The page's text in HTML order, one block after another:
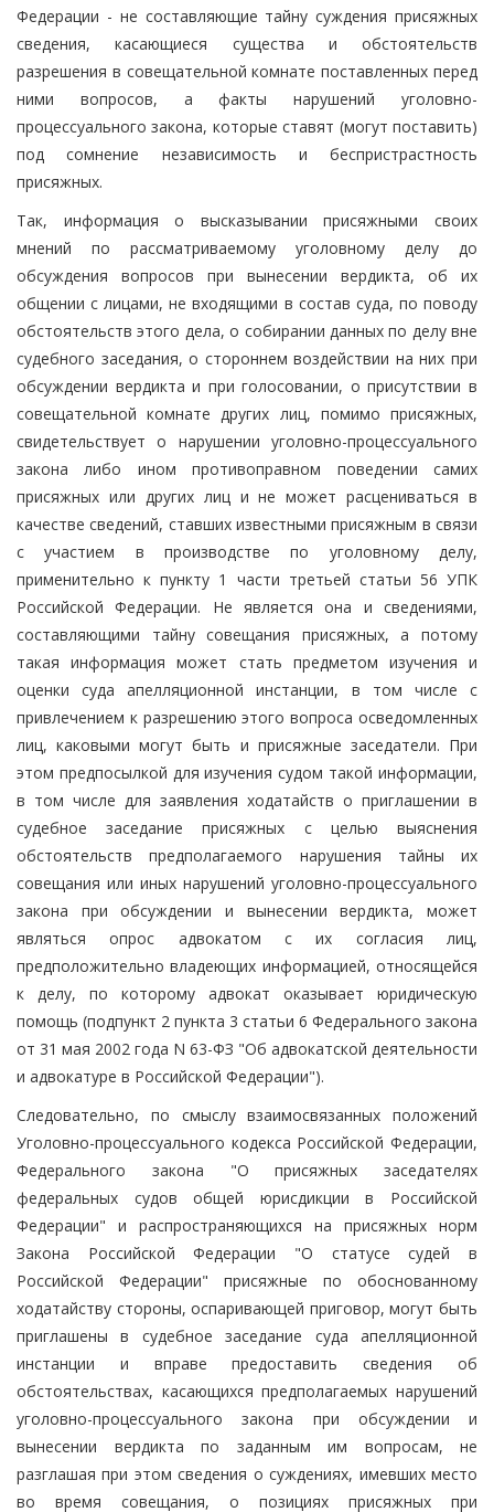
Федерации - не составляющие тайну суждения присяжных
сведения, касающиеся существа и обстоятельств
разрешения в совещательной комнате поставленных перед
ними вопросов, а факты нарушений уголовно-
процессуального закона, которые ставят (могут поставить)
под сомнение независимость и беспристрастность
присяжных.
Так, информация о высказывании присяжными своих
мнений по рассматриваемому уголовному делу до
обсуждения вопросов при вынесении вердикта, об их
общении с лицами, не входящими в состав суда, по поводу
обстоятельств этого дела, о собирании данных по делу вне
судебного заседания, о стороннем воздействии на них при
обсуждении вердикта и при голосовании, о присутствии в
совещательной комнате других лиц, помимо присяжных,
свидетельствует о нарушении уголовно-процессуального
закона либо ином противоправном поведении самих
присяжных или других лиц и не может расцениваться в
качестве сведений, ставших известными присяжным в связи
с участием в производстве по уголовному делу,
применительно к пункту 1 части третьей статьи 56 УПК
Российской Федерации. Не является она и сведениями,
составляющими тайну совещания присяжных, а потому
такая информация может стать предметом изучения и
оценки суда апелляционной инстанции, в том числе с
привлечением к разрешению этого вопроса осведомленных
лиц, каковыми могут быть и присяжные заседатели. При
этом предпосылкой для изучения судом такой информации,
в том числе для заявления ходатайств о приглашении в
судебное заседание присяжных с целью выяснения
обстоятельств предполагаемого нарушения тайны их
совещания или иных нарушений уголовно-процессуального
закона при обсуждении и вынесении вердикта, может
являться опрос адвокатом с их согласия лиц,
предположительно владеющих информацией, относящейся
к делу, по которому адвокат оказывает юридическую
помощь (подпункт 2 пункта 3 статьи 6 Федерального закона
от 31 мая 2002 года N 63-ФЗ "Об адвокатской деятельности
и адвокатуре в Российской Федерации").
Следовательно, по смыслу взаимосвязанных положений
Уголовно-процессуального кодекса Российской Федерации,
Федерального закона "О присяжных заседателях
федеральных судов общей юрисдикции в Российской
Федерации" и распространяющихся на присяжных норм
Закона Российской Федерации "О статусе судей в
Российской Федерации" присяжные по обоснованному
ходатайству стороны, оспаривающей приговор, могут быть
приглашены в судебное заседание суда апелляционной
инстанции и вправе предоставить сведения об
обстоятельствах, касающихся предполагаемых нарушений
уголовно-процессуального закона при обсуждении и
вынесении вердикта по заданным им вопросам, не
разглашая при этом сведения о суждениях, имевших место
во время совещания, о позициях присяжных при